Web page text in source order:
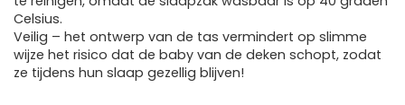
Celsius.
Veilig – het ontwerp van de tas vermindert op slimme
wijze het risico dat de baby van de deken schopt, zodat
ze tijdens hun slaap gezellig blijven!